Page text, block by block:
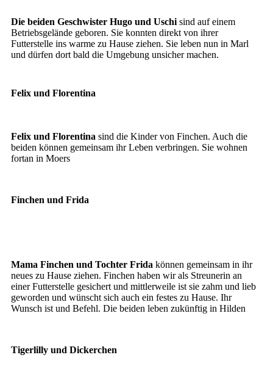
Die beiden Geschwister Hugo und Uschisind auf einem
Betriebsgelände geboren. Sie konnten direkt von ihrer
Futterstelle ins warme zu Hause ziehen. Sie leben nun in Marl
und dürfen dort bald die Umgebung unsicher machen.
Felix und Florentina
Felix und Florentina sind die Kinder von Finchen. Auch die
beiden können gemeinsam ihr Leben verbringen. Sie wohnen
fortan in Moers
Finchen und Frida
Mama Finchen und Tochter Frida können gemeinsam in ihr
neues zu Hause ziehen. Finchen haben wir als Streunerin an
einer Futterstelle gesichert und mittlerweile ist sie zahm und lieb
geworden und wünscht sich auch ein festes zu Hause. Ihr
Wunsch ist und Befehl. Die beiden leben zukünftig in Hilden
Tigerlilly und Dickerchen